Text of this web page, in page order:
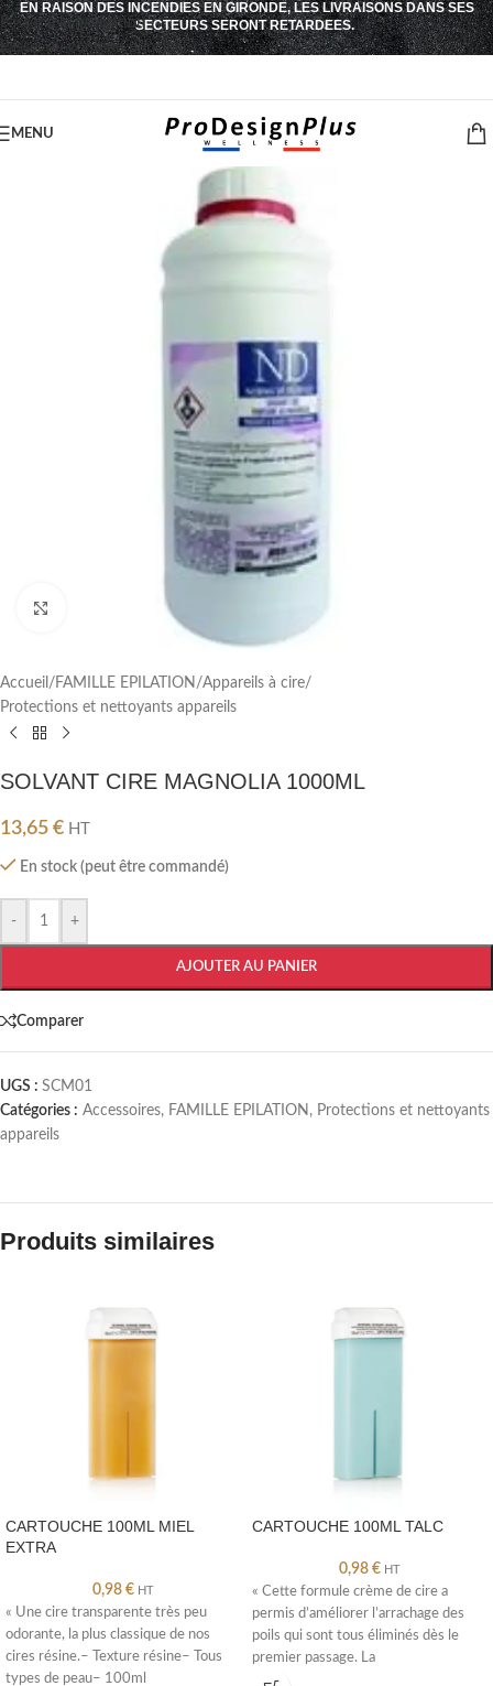
Passer à la navigation
Passer au contenu principal
EN RAISON DES INCENDIES EN GIRONDE, LES LIVRAISONS DANS SES
SECTEURS SERONT RETARDEES.
MENU
Cliquez pour agrandir
Accueil / FAMILLE EPILATION /Appareils à cire/
Protections et nettoyants appareils
SOLVANT CIRE MAGNOLIA 1000ML
13,65 € HT
En stock (peut être commandé)
- +
AJOUTER AU PANIER
Comparer
UGS : SCM01
Catégories : Accessoires, FAMILLE EPILATION , Protections et nettoyants
appareils
Produits similaires
CARTOUCHE 100ML MIEL
EXTRA
0,98 € HT
« Une cire transparente très peu
odorante, la plus classique de nos
cires résine.– Texture résine– Tous
types de peau– 100ml
CARTOUCHE 100ML TALC
0,98 € HT
« Cette formule crème de cire a
permis d’améliorer l’arrachage des
poils qui sont tous éliminés dès le
premier passage. La